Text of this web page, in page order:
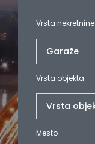
Vrsta nekretnine
Vrsta objekta
Mesto